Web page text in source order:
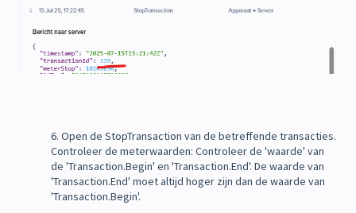
6. Open de StopTransaction van de betreffende transacties.
Controleer de meterwaarden: Controleer de 'waarde' van
de 'Transaction.Begin' en 'Transaction.End'. De waarde van
'Transaction.End' moet altijd hoger zijn dan de waarde van
'Transaction.Begin'.